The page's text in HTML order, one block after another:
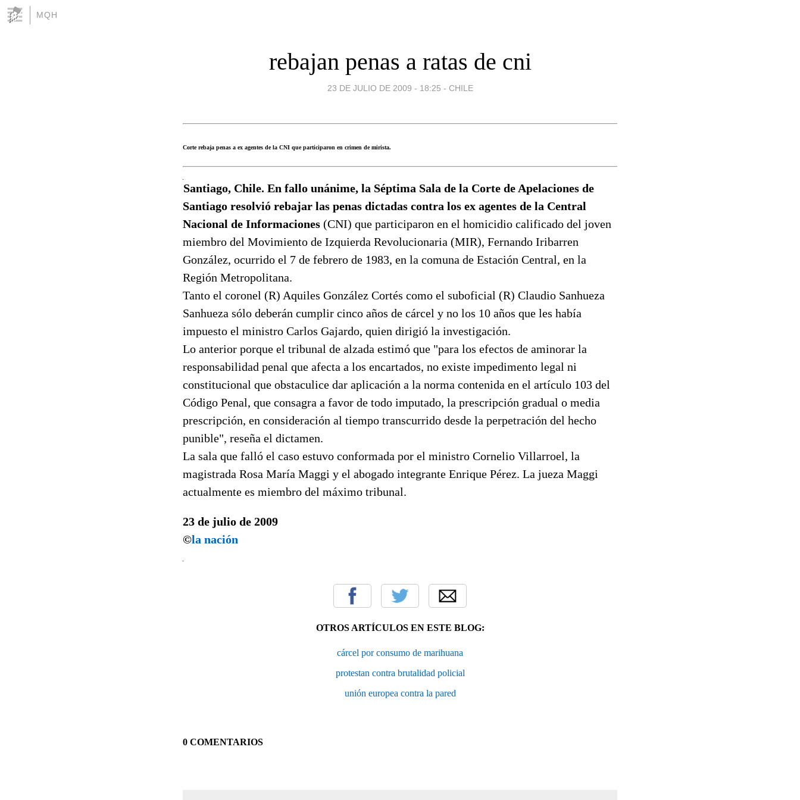
MQH
rebajan penas a ratas de cni
23 DE JULIO DE 2009 - 18:25 - CHILE
Corte rebaja penas a ex agentes de la CNI que participaron en crimen de mirista.
Santiago, Chile. En fallo unánime, la Séptima Sala de la Corte de Apelaciones de
Santiago resolvió rebajar las penas dictadas contra los ex agentes de la Central
Nacional de Informaciones (CNI) que participaron en el homicidio calificado del joven
miembro del Movimiento de Izquierda Revolucionaria (MIR), Fernando Iribarren
González, ocurrido el 7 de febrero de 1983, en la comuna de Estación Central, en la
Región Metropolitana.
Tanto el coronel (R) Aquiles González Cortés como el suboficial (R) Claudio Sanhueza
Sanhueza sólo deberán cumplir cinco años de cárcel y no los 10 años que les había
impuesto el ministro Carlos Gajardo, quien dirigió la investigación.
Lo anterior porque el tribunal de alzada estimó que "para los efectos de aminorar la
responsabilidad penal que afecta a los encartados, no existe impedimento legal ni
constitucional que obstaculice dar aplicación a la norma contenida en el artículo 103 del
Código Penal, que consagra a favor de todo imputado, la prescripción gradual o media
prescripción, en consideración al tiempo transcurrido desde la perpetración del hecho
punible", reseña el dictamen.
La sala que falló el caso estuvo conformada por el ministro Cornelio Villarroel, la
magistrada Rosa María Maggi y el abogado integrante Enrique Pérez. La jueza Maggi
actualmente es miembro del máximo tribunal.
23 de julio de 2009
©la nación
OTROS ARTÍCULOS EN ESTE BLOG:
cárcel por consumo de marihuana
protestan contra brutalidad policial
unión europea contra la pared
0 COMENTARIOS